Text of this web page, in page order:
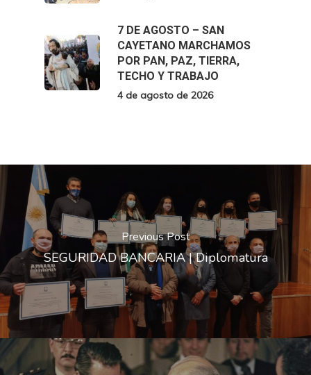
7 DE AGOSTO – SAN
CAYETANO MARCHAMOS
POR PAN, PAZ, TIERRA,
TECHO Y TRABAJO
4 de agosto de 2026
Previous Post
SEGURIDAD BANCARIA | Diplomatura